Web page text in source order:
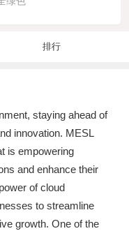
排行
staying ahead of
innovation. MESL
is empowering
and enhance their
of cloud
to streamline
growth. One of the